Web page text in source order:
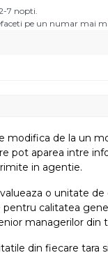
7 nopti.
pe un numar mai
de la un
pot aparea intre
in agentie.
o unitate
calitatea
managerilor din
din fiecare